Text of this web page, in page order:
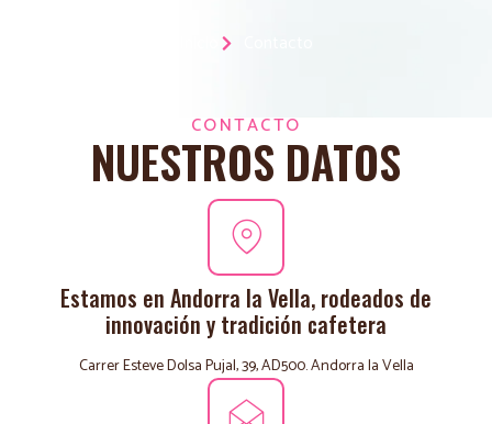
CONTACTO
NUESTROS DATOS
Estamos en Andorra la Vella, rodeados de
innovación y tradición cafetera
Carrer Esteve Dolsa Pujal, 39, AD500. Andorra la Vella